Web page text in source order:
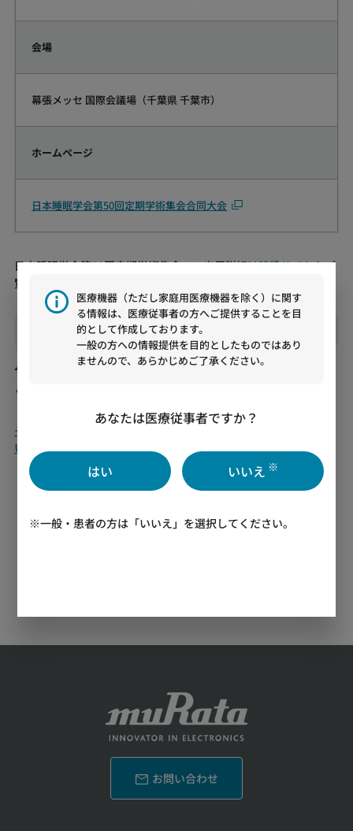
会場
幕張メッセ 国際会議場（千葉県 千葉市）
ホームページ
日本睡眠学会第50回定期学術集会合同大会
日本睡眠学会第50回定期学術集会への出展詳細は特設サイトをご
覧ください。
出展製品
ムラタ CPAP MX
その他の学会・セミナーのスケジュールは、こちらをご覧くださ
い。
医療機器（ただし家庭用医療機器を除く）に関す
る情報は、医療従事者の方へご提供することを目
的として作成しております。
一般の方への情報提供を目的としたものではあり
ませんので、あらかじめご了承ください。
あなたは医療従事者ですか？
はい いいえ ※
※一般・患者の方は「いいえ」を選択してください。
お問い合わせ